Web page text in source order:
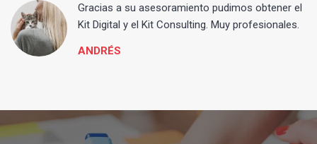
Gracias a su asesoramiento pudimos obtener el
Kit Digital y el Kit Consulting. Muy profesionales.
ANDRÉS